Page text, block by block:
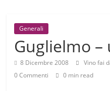
Generali
Guglielmo –
8 Dicembre 2008 Vino fai
0 Commenti
0 min read